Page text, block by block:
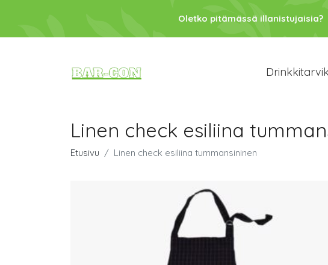
Oletko pitämässä illanistujaisia?
Linen check esiliina
Etusivu Linen check esiliina tummansininen